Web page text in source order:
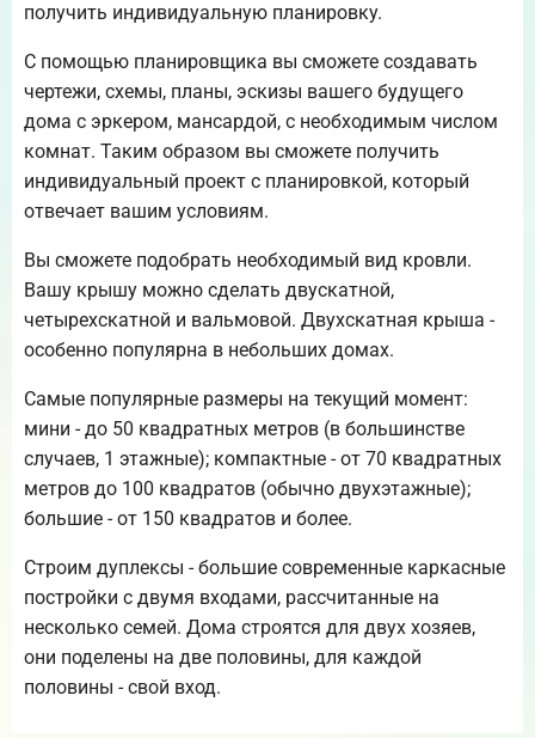
получить индивидуальную планировку.
С помощью планировщика вы сможете создавать
чертежи, схемы, планы, эскизы вашего будущего
дома с эркером, мансардой, с необходимым числом
комнат. Таким образом вы сможете получить
индивидуальный проект с планировкой, который
отвечает вашим условиям.
Вы сможете подобрать необходимый вид кровли.
Вашу крышу можно сделать двускатной,
четырехскатной и вальмовой. Двухскатная крыша -
особенно популярна в небольших домах.
Самые популярные размеры на текущий момент:
мини - до 50 квадратных метров (в большинстве
случаев, 1 этажные); компактные - от 70 квадратных
метров до 100 квадратов (обычно двухэтажные);
большие - от 150 квадратов и более.
Строим дуплексы - большие современные каркасные
постройки с двумя входами, рассчитанные на
несколько семей. Дома строятся для двух хозяев,
они поделены на две половины, для каждой
половины - свой вход.